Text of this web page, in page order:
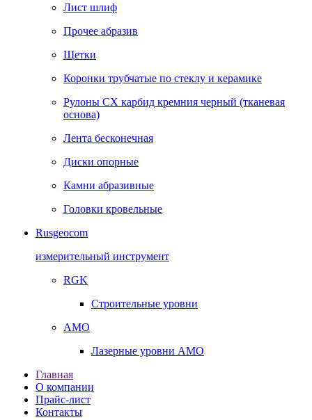
Лист шлиф
Прочее абразив
Щетки
Коронки трубчатые по стеклу и керамике
Рулоны CX карбид кремния черный (тканевая
основа)
Лента бесконечная
Диски опорные
Камни абразивные
Головки кровельные
Rusgeocom
измерительный инструмент
RGK
Строительные уровни
AMO
Лазерные уровни AMO
Главная
О компании
Прайс-лист
Контакты